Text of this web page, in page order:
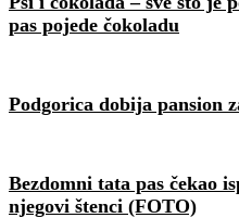
pas pojede čokoladu
Podgorica dobija pansion
Bezdomni tata pas čekao
njegovi štenci (FOTO)